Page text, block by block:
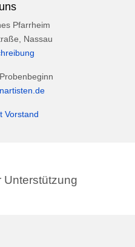
Pfarrheim
Nassau
Vorstand
Unterstützung